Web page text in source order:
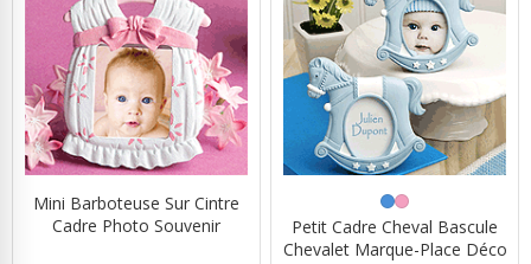
Mini Barboteuse Sur Cintre
Cadre Photo Souvenir
Petit Cadre Cheval Bascule
Chevalet Marque-Place Déco